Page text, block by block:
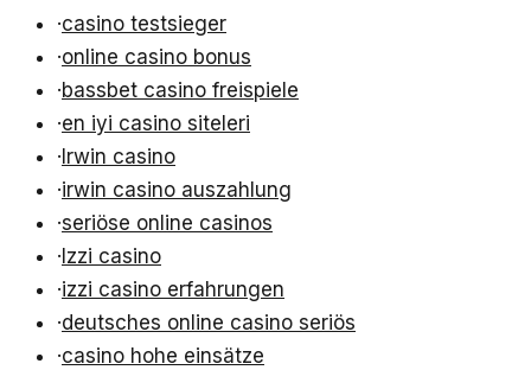
·casino testsieger
·online casino bonus
·bassbet casino freispiele
·en iyi casino siteleri
· Irwin casino
·irwin casino auszahlung
·seriöse online casinos
· Izzi casino
·izzi casino erfahrungen
·deutsches online casino seriös
·casino hohe einsätze